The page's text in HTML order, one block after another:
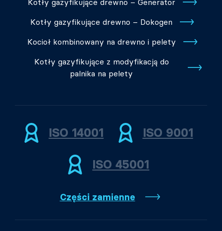
Kotły gazyfikujące drewno – Generator
Kotły gazyfikujące drewno – Dokogen
Kocioł kombinowany na drewno i pelety
Kotły gazyfikujące z modyfikacją do
palnika na pelety
ISO 14001 ISO 9001
ISO 45001
Części zamienne